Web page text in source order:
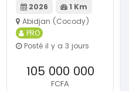
2026
1 Km
Abidjan (Cocody)
PRO
Posté il y a 3 jours
105 000 000
FCFA